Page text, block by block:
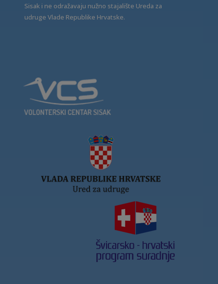
Sisak i ne odražavaju nužno stajalište Ureda za
udruge Vlade Republike Hrvatske.